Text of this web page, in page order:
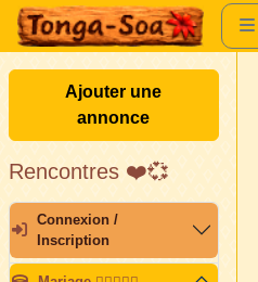
Ajouter une
annonce
Rencontres ❤️💞
Connexion /
Inscription